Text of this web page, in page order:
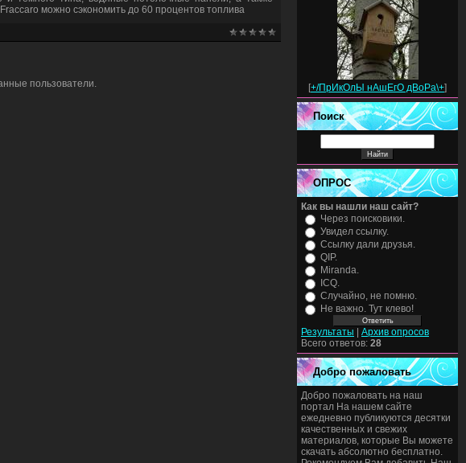
можно сэкономить до 60 процентов топлива
пользователи.
[+/ПрИкОлЫ нАшЕгО дВоРа\+]
Поиск
ОПРОС
Как вы нашли наш сайт?
Через поисковики.
Увидел ссылку.
Ссылку дали друзья.
QIP.
Miranda.
ICQ.
Случайно, не помню.
Не важно. Тут клево!
Результаты
Архив опросов
Всего ответов: 28
Добро пожаловать
Добро пожаловать на наш
портал На нашем сайте
ежедневно публикуются десятки
качественных и свежих
материалов, которые Вы можете
скачать абсолютно бесплатно.